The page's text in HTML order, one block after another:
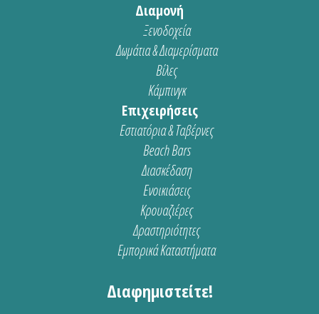
Διαμονή
Ξενοδοχεία
Δωμάτια & Διαμερίσματα
Βίλες
Κάμπινγκ
Επιχειρήσεις
Εστιατόρια & Ταβέρνες
Beach Bars
Διασκέδαση
Ενοικιάσεις
Κρουαζιέρες
Δραστηριότητες
Εμπορικά Καταστήματα
Διαφημιστείτε!